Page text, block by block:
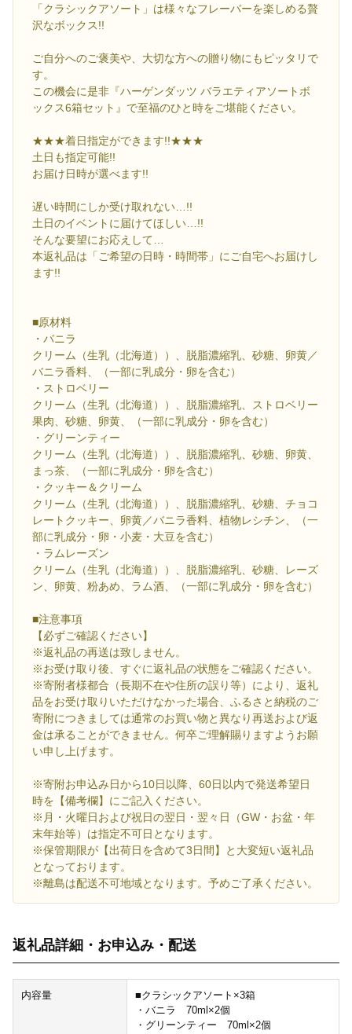
「クラシックアソート」は様々なフレーバーを楽しめる贅
沢なボックス!!
ご自分へのご褒美や、大切な方への贈り物にもピッタリで
す。
この機会に是非『ハーゲンダッツ バラエティアソートボ
ックス6箱セット』で至福のひと時をご堪能ください。
★★★着日指定ができます!!★★★
土日も指定可能!!
お届け日時が選べます!!
遅い時間にしか受け取れない…!!
土日のイベントに届けてほしい…!!
そんな要望にお応えして…
本返礼品は「ご希望の日時・時間帯」にご自宅へお届けし
ます!!
■原材料
・バニラ
クリーム（生乳（北海道））、脱脂濃縮乳、砂糖、卵黄／
バニラ香料、（一部に乳成分・卵を含む）
・ストロベリー
クリーム（生乳（北海道））、脱脂濃縮乳、ストロベリー
果肉、砂糖、卵黄、（一部に乳成分・卵を含む）
・グリーンティー
クリーム（生乳（北海道））、脱脂濃縮乳、砂糖、卵黄、
まっ茶、（一部に乳成分・卵を含む）
・クッキー＆クリーム
クリーム（生乳（北海道））、脱脂濃縮乳、砂糖、チョコ
レートクッキー、卵黄／バニラ香料、植物レシチン、（一
部に乳成分・卵・小麦・大豆を含む）
・ラムレーズン
クリーム（生乳（北海道））、脱脂濃縮乳、砂糖、レーズ
ン、卵黄、粉あめ、ラム酒、（一部に乳成分・卵を含む）
■注意事項
【必ずご確認ください】
※返礼品の再送は致しません。
※お受け取り後、すぐに返礼品の状態をご確認ください。
※寄附者様都合（長期不在や住所の誤り等）により、返礼
品をお受け取りいただけなかった場合、ふるさと納税のご
寄附につきましては通常のお買い物と異なり再送および返
金は承ることができません。何卒ご理解賜りますようお願
い申し上げます。
※寄附お申込み日から10日以降、60日以内で発送希望日
時を【備考欄】にご記入ください。
※月・火曜日および祝日の翌日・翌々日（GW・お盆・年
末年始等）は指定不可日となります。
※保管期限が【出荷日を含めて3日間】と大変短い返礼品
となっております。
※離島は配送不可地域となります。予めご了承ください。
返礼品詳細・お申込み・配送
内容量
■クラシックアソート×3箱
・バニラ 70ml×2個
・グリーンティー 70ml×2個